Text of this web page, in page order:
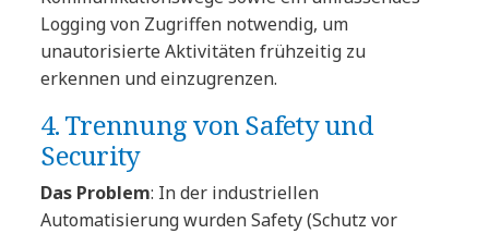
Logging von Zugriffen notwendig, um
unautorisierte Aktivitäten frühzeitig zu
erkennen und einzugrenzen.
4. Trennung von Safety und
Security
Das Problem: In der industriellen
Automatisierung wurden Safety (Schutz vor